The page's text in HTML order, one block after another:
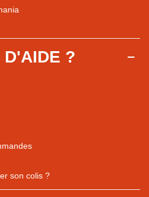
du magasin
D'AIDE ?
son colis ?